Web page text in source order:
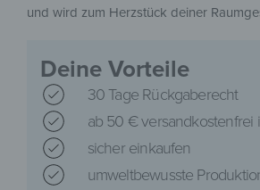
und wird zum Herzstück deiner
Deine Vorteile
30 Tage Rückgaberecht
ab 50 € versandkostenfrei
sicher einkaufen
umweltbewusste